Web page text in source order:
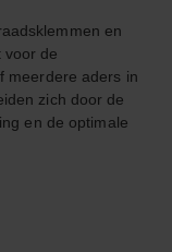
Nee
1329605
en
voor de
meerdere aders in
zich door de
en de optimale